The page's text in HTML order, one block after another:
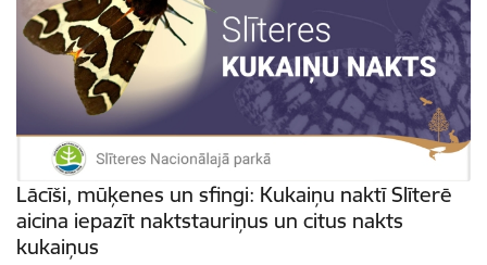
Lācīši, mūķenes un sfingi: Kukaiņu naktī Slīterē
aicina iepazīt naktstauriņus un citus nakts
kukaiņus